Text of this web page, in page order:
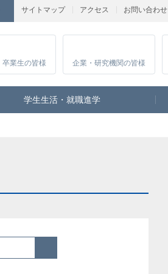
サイトマップ アクセス お問い合わせ
卒業生の皆様 企業・研究機関の皆様
学生生活・就職進学